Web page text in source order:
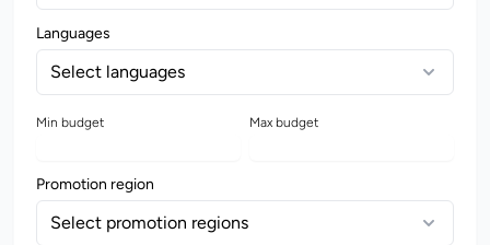
Languages
Select languages
Min budget Max budget
Promotion region
Select promotion regions